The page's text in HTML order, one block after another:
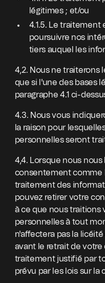
légitimes ; et/ou
4.1.5. Le traitement
poursuivre nos
tiers auquel les
4,2. Nous ne traiterons
que si l'une des bases
paragraphe 4.1 ci-
4.3. Nous vous
la raison pour
personnelles seront
4,4. Lorsque nous nous
consentement comme
traitement des
pouvez retirer votre
à ce que nous traitions
personnelles à tout
n'affectera pas la
avant le retrait de
traitement justifié par
prévu par les lois sur